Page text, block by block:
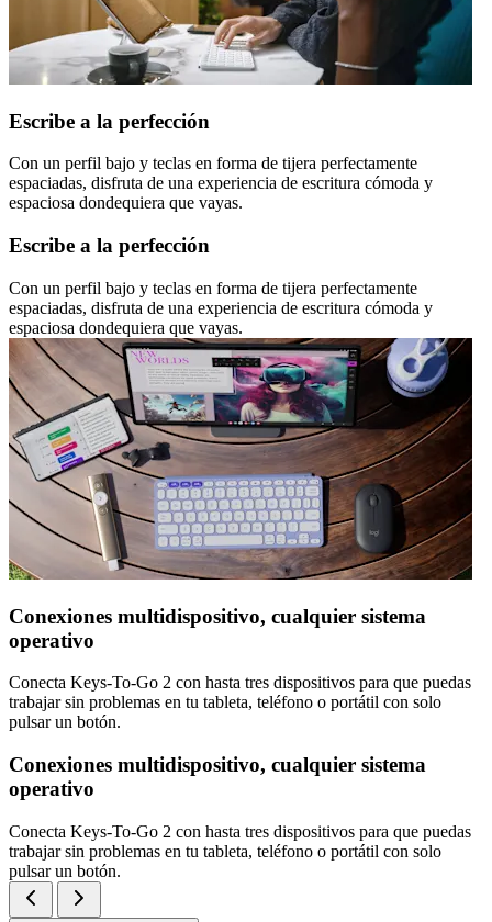
Escribe a la perfección
Con un perfil bajo y teclas en forma de tijera perfectamente
espaciadas, disfruta de una experiencia de escritura cómoda y
espaciosa dondequiera que vayas.
Escribe a la perfección
Con un perfil bajo y teclas en forma de tijera perfectamente
espaciadas, disfruta de una experiencia de escritura cómoda y
espaciosa dondequiera que vayas.
Conexiones multidispositivo, cualquier sistema
operativo
Conecta Keys-To-Go 2 con hasta tres dispositivos para que puedas
trabajar sin problemas en tu tableta, teléfono o portátil con solo
pulsar un botón.
Conexiones multidispositivo, cualquier sistema
operativo
Conecta Keys-To-Go 2 con hasta tres dispositivos para que puedas
trabajar sin problemas en tu tableta, teléfono o portátil con solo
pulsar un botón.